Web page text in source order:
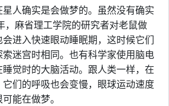
人确实是会做梦的。虽然没有确实
，麻省理工学院的研究者对老鼠做
进入快速眼动睡眠期，这时候它们
迷宫时相同。也有科学家使用脑电
觉时的大脑活动。跟人类一样，在
们的呼吸也会变慢，眼球运动速度
能在做梦。